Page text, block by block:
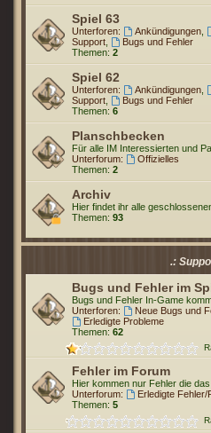
Spiel 63
Unterforen: Ankündigungen,
Support
Bugs und Fehler
Themen: 2
Spiel 62
Unterforen: Ankündigungen,
Support
Bugs und Fehler
Themen: 6
Planschbecken
Für alle IM Interessierten und
Unterforum:
Offizielles
Themen: 2
Archiv
Hier findet ihr alle
Themen: 93
.:
Bugs und Fehler im
Bugs und Fehler In-Game
Unterforen:
Neue Bugs und
Erledigte Probleme
Themen: 62
Fehler im Forum
Hier kommen nur Fehler die
Unterforum:
Erledigte Fehler/
Themen: 5